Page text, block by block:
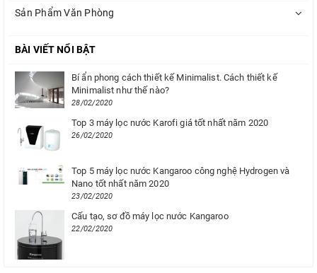
Sản Phẩm Văn Phòng
BÀI VIẾT NỔI BẬT
Bí ẩn phong cách thiết kế Minimalist. Cách thiết kế
Minimalist như thế nào?
28/02/2020
Top 3 máy lọc nước Karofi giá tốt nhất năm 2020
26/02/2020
Top 5 máy lọc nước Kangaroo công nghệ Hydrogen và
Nano tốt nhất năm 2020
23/02/2020
Cấu tạo, sơ đồ máy lọc nước Kangaroo
22/02/2020